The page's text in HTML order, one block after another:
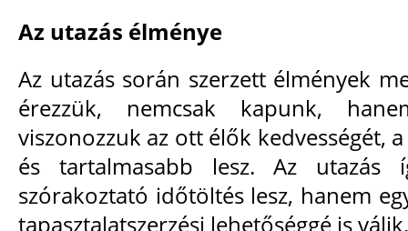
Az utazás élménye
Az utazás során szerzett élmények
érezzük, nemcsak kapunk,
viszonozzuk az ott élők kedvességét,
és tartalmasabb lesz. Az utazás
szórakoztató időtöltés lesz, hanem
tapasztalatszerzési lehetőséggé is válik.